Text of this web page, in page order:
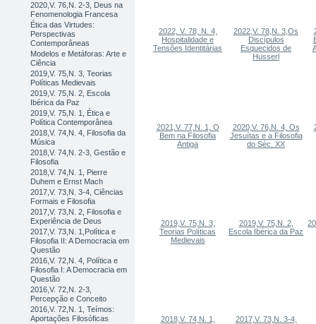
2020,V. 76,N. 2-3, Deus na
Fenomenologia Francesa
Ética das Virtudes:
Perspectivas
Contemporâneas
Modelos e Metáforas: Arte e
Ciência
2019,V. 75,N. 3, Teorias
Políticas Medievais
2019,V. 75,N. 2, Escola
Ibérica da Paz
2019,V. 75,N. 1, Ética e
Política Contemporânea
2018,V. 74,N. 4, Filosofia da
Música
2018,V. 74,N. 2-3, Gestão e
Filosofia
2018,V. 74,N. 1, Pierre
Duhem e Ernst Mach
2017,V. 73,N. 3-4, Ciências
Formais e Filosofia
2017,V. 73,N. 2, Filosofia e
Experiência de Deus
2017,V. 73,N. 1,Política e
Filosofia II: A Democracia em
Questão
2016,V. 72,N. 4, Política e
Filosofia I: A Democracia em
Questão
2016,V. 72,N. 2-3,
Percepção e Conceito
2016,V. 72,N. 1, Teímos:
Aportações Filosóficas
2022, V. 78, N. 4,
Hospitalidade e
Tensões Identitárias
2022,V. 78,N. 3,Os
Discípulos
Esquecidos de
Husserl
2021,V. 77,N. 1, O
Bem na Filosofia
Antiga
2020,V. 76,N. 4, Os
Jesuítas e a Filosofia
do Séc. XX
2019,V. 75,N. 3,
Teorias Políticas
Medievais
2019,V. 75,N. 2,
Escola Ibérica da Paz
2018,V. 74,N. 1,
2017,V. 73,N. 3-4,